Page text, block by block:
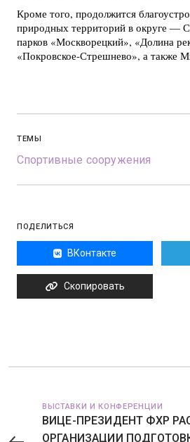
Кроме того, продолжится
природных территорий в округе —
парков «Москворецкий», «Долина
«Покровское-Стрешнево», а также
ТЕМЫ
Спортивные сооружения
ПОДЕЛИТЬСЯ
ВКонтакте
Скопировать
ВЫСТАВКИ И КОНФЕРЕНЦИИ
ВИЦЕ-ПРЕЗИДЕНТ ФХР
ОРГАНИЗАЦИИ